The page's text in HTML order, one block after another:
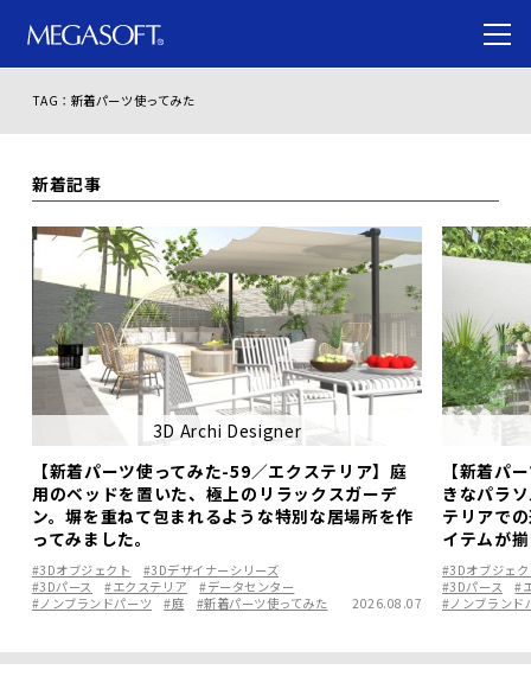
TAG：新着パーツ使ってみた
新着記事
3D Archi Designer
【新着パーツ使ってみた-59／エクステリア】庭
用のベッドを置いた、極上のリラックスガーデ
ン。塀を重ねて包まれるような特別な居場所を作
ってみました。
#3Dオブジェクト
#3Dデザイナーシリーズ
#3Dパース
#エクステリア
#データセンター
#ノンブランドパーツ
#庭 #新着パーツ使ってみた 2026.08.07
【新着パ
きなパラ
テリアで
イテムが
#3Dオブジェ
#3Dパース
#
#ノンブランド